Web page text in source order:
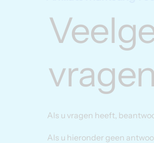
vragen
Als u vragen heeft,
Als u hieronder geen